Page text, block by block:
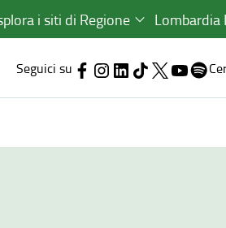
i siti di Regione Lombardia
Seguici su